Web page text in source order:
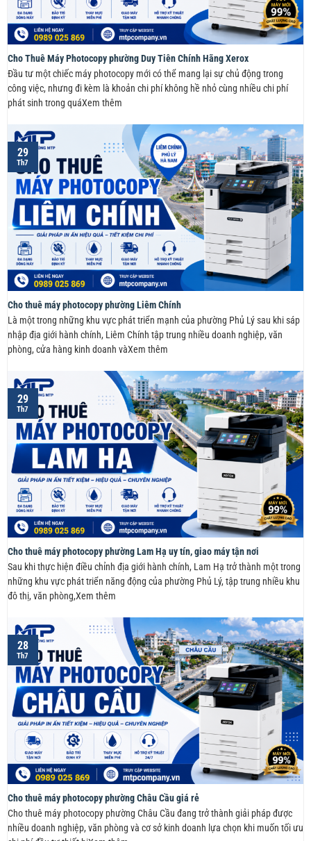
Cho Thuê Máy Photocopy phường Duy Tiên Chính Hãng Xerox
Đầu tư một chiếc máy photocopy mới có thể mang lại sự chủ động trong
công việc, nhưng đi kèm là khoản chi phí không hề nhỏ cùng nhiều chi phí
phát sinh trong quáXem thêm
Cho thuê máy photocopy phường Liêm Chính
Là một trong những khu vực phát triển mạnh của phường Phủ Lý sau khi sáp
nhập địa giới hành chính, Liêm Chính tập trung nhiều doanh nghiệp, văn
phòng, cửa hàng kinh doanh vàXem thêm
29
Th7
Cho thuê máy photocopy phường Lam Hạ uy tín, giao máy tận nơi
Sau khi thực hiện điều chỉnh địa giới hành chính, Lam Hạ trở thành một trong
những khu vực phát triển năng động của phường Phủ Lý, tập trung nhiều khu
đô thị, văn phòng,Xem thêm
29
Th7
Cho thuê máy photocopy phường Châu Cầu giá rẻ
Cho thuê máy photocopy phường Châu Cầu đang trở thành giải pháp được
nhiều doanh nghiệp, văn phòng và cơ sở kinh doanh lựa chọn khi muốn tối ưu
28
Th7